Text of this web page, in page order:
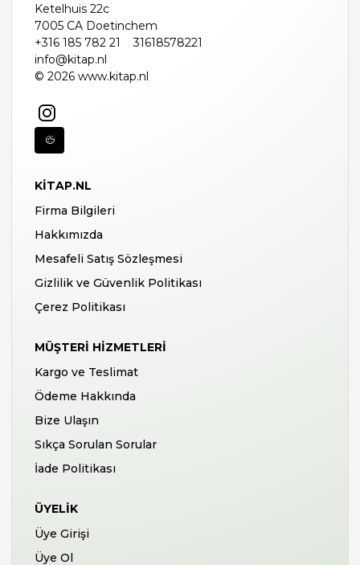
Ketelhuis 22c
7005 CA Doetinchem
+316 185 782 21
31618578221
info@kitap.nl
© 2026 www.kitap.nl
KITAP.NL
Firma Bilgileri
Hakkımızda
Mesafeli Satış Sözleşmesi
Gizlilik ve Güvenlik Politikası
Çerez Politikası
MÜŞTERI HIZMETLERI
Kargo ve Teslimat
Ödeme Hakkında
Bize Ulaşın
Sıkça Sorulan Sorular
İade Politikası
ÜYELIK
Üye Girişi
Üye Ol